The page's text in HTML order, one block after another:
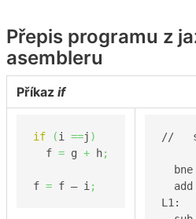
Přepis programu z
asembleru
Příkaz if
if (i ==j )
  f
= g + h;
f = f – i ;
//
add
L1: